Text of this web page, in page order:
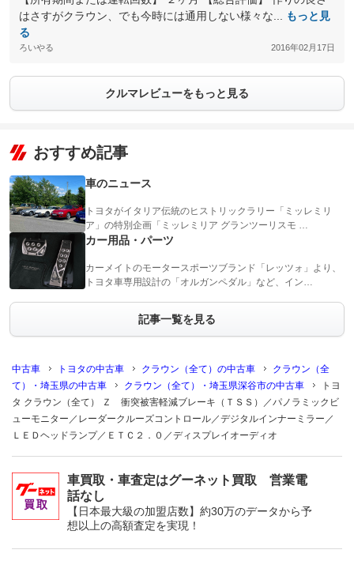
はさすがクラウン、でも今時には通用しない様々な...
もっと見
る
ろいやる 2016年02月17日
クルマレビューをもっと見る
おすすめ記事
車のニュース
トヨタがイタリア伝統のヒストリックラリー「ミッレミリ
ア」の特別企画「ミッレミリア グランツーリスモ …
カー用品・パーツ
カーメイトのモータースポーツブランド「レッツォ」より、
トヨタ車専用設計の「オルガンペダル」など、イン…
記事一覧を見る
中古車 トヨタの中古車 クラウン（全て）の中古車
クラウン（全
て）・埼玉県の中古車
クラウン（全て）・埼玉県深谷市の中古車
トヨ
タ クラウン（全て） Ｚ 衝突被害軽減ブレーキ（ＴＳＳ）／パノラミックビ
ューモニター／レーダークルーズコントロール／デジタルインナーミラー／
ＬＥＤヘッドランプ／ＥＴＣ２．０／ディスプレイオーディオ
車買取・車査定はグーネット買取 営業電
話なし
【日本最大級の加盟店数】約30万のデータから予
想以上の高額査定を実現！